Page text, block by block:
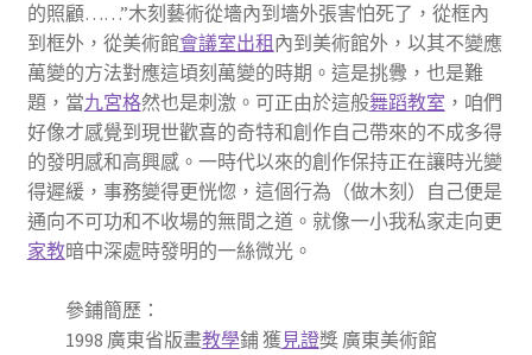
的照顧……”木刻藝術從墻內到墻外張害怕死了，從框內
到框外，從美術館會議室出租 內到美術館外，以其不變應
萬變的方法對應這頃刻萬變的時期。這是挑釁，也是難
題，當九宮格然也是刺激。可正由於這般舞蹈教室 ，咱們
好像才感覺到現世歡喜的奇特和創作自己帶來的不成多得
的發明感和高興感。一時代以來的創作保持正在讓時光變
得遲緩，事務變得更恍惚，這個行為（做木刻）自己便是
通向不可功和不收場的無間之道。就像一小我私家走向更
家教暗中深處時發明的一絲微光。
參鋪簡歷：
1998 廣東省版畫教學鋪 獲見證獎 廣東美術館